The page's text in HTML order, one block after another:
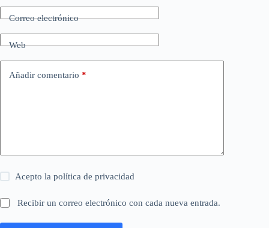
Correo electrónico
Web
Añadir comentario *
Acepto lapolítica de privacidad
Recibir un correo electrónico con cada nueva entrada.